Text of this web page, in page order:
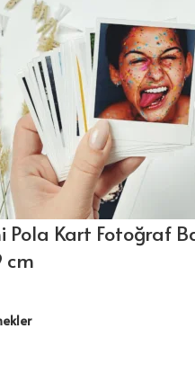
Pola Kart Fotoğraf
cm